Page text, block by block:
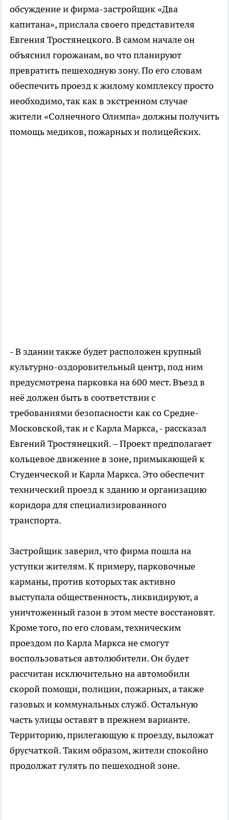
обсуждение и фирма-застройщик «Два
капитана», прислала своего представителя
Евгения Тростянецкого. В самом начале он
объяснил горожанам, во что планируют
превратить пешеходную зону. По его словам
обеспечить проезд к жилому комплексу просто
необходимо, так как в экстренном случае
жители «Солнечного Олимпа» должны получить
помощь медиков, пожарных и полицейских.
- В здании также будет расположен крупный
культурно-оздоровительный центр, под ним
предусмотрена парковка на 600 мест. Въезд в
неё должен быть в соответствии с
требованиями безопасности как со Средне-
Московской, так и с Карла Маркса, - рассказал
Евгений Тростянецкий. – Проект предполагает
кольцевое движение в зоне, примыкающей к
Студенческой и Карла Маркса. Это обеспечит
технический проезд к зданию и организацию
коридора для специализированного
транспорта.
Застройщик заверил, что фирма пошла на
уступки жителям. К примеру, парковочные
карманы, против которых так активно
выступала общественность, ликвидируют, а
уничтоженный газон в этом месте восстановят.
Кроме того, по его словам, техническим
проездом по Карла Маркса не смогут
воспользоваться автолюбители. Он будет
рассчитан исключительно на автомобили
скорой помощи, полиции, пожарных, а также
газовых и коммунальных служб. Остальную
часть улицы оставят в прежнем варианте.
Территорию, прилегающую к проезду, выложат
брусчаткой. Таким образом, жители спокойно
продолжат гулять по пешеходной зоне.